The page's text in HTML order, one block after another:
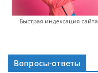
Быстрая индексация сайта
Вопросы-ответы